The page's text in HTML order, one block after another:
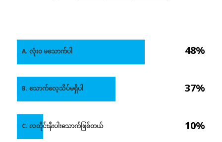
48%
37%
10%
A. လုံးဝ မသောက်ပါ
B. သောက်လေ့သိပ်မရှိပါ
C. လတိုင်းနီးပါးသောက်ဖြစ်တယ်